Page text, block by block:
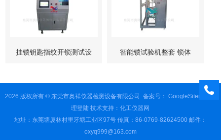
挂锁钥匙指纹开锁测试设 智能锁试验机整套 锁体
2026 版权所有 © 东莞市奥祥仪器检测设备有限公司 备案号： GoogleSitemap管
理登陆 技术支持：化工仪器网
地址：东莞塘厦林村里牙塘工业区97号 传真：86-0769-82624500 邮件：
oxyq999@163.com